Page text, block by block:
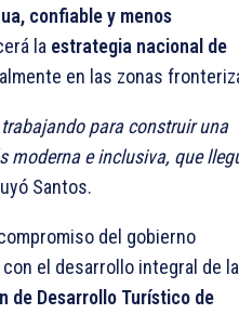
confiable y menos
la estrategia nacional de
en las zonas
para construir una
moderna e inclusiva, que
Santos.
del gobierno
con el desarrollo integral de la
de Desarrollo Turístico de